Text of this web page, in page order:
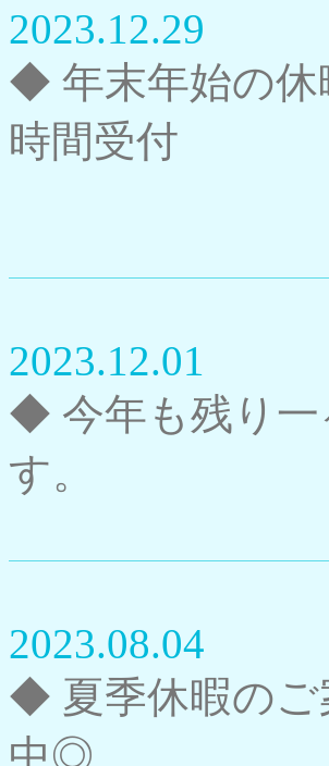
2023.12.29
◆ 年末年始の休
時間受付
2023.12.01
◆ 今年も残り一
す。
2023.08.04
◆ 夏季休暇のご
中◎